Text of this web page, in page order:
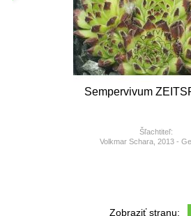
Sempervivum
Šľachtiteľ:
Volkmar Schara, 2013 -
Zobraziť stranu: